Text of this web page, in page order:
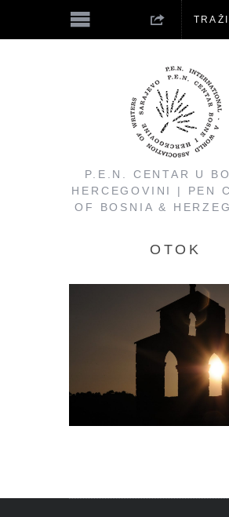
P.E.N. CENTAR U
HERCEGOVINI | PEN
OF BOSNIA &
OTOK